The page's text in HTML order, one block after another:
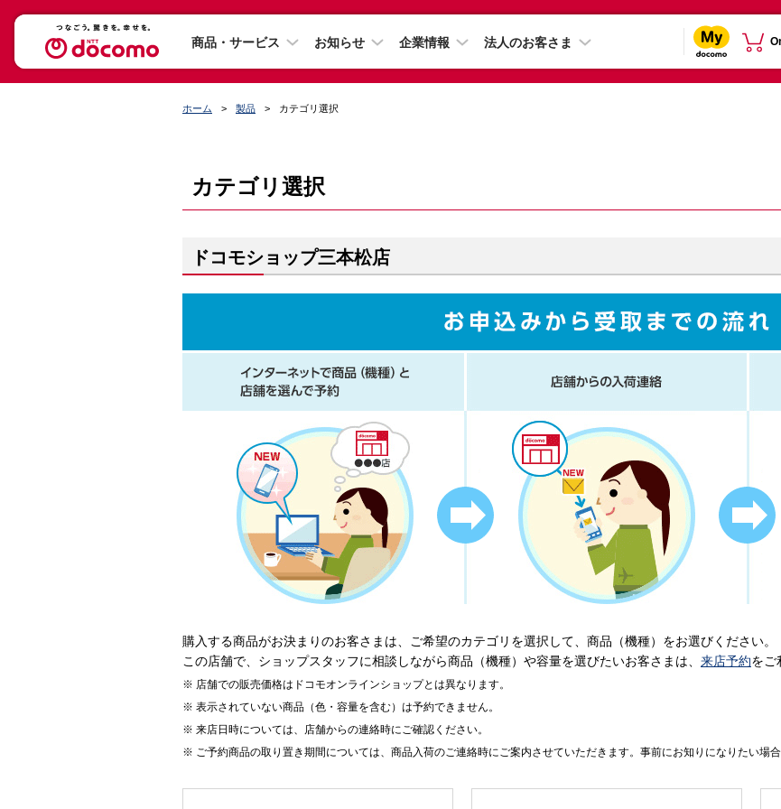
商品・サービス お知らせ 企業情報 法人のお客さま
ホーム 製品 カテゴリ選択
カテゴリ選択
ドコモショップ三本松店
購入する商品がお決まりのお客さまは、ご希望のカテゴリを選択して、商品（機種）をお選びください。
この店舗で、ショップスタッフに相談しながら商品（機種）や容量を選びたいお客さまは、 来店予約をご
店舗での販売価格はドコモオンラインショップとは異なります。
表示されていない商品（色・容量を含む）は予約できません。
来店日時については、店舗からの連絡時にご確認ください。
ご予約商品の取り置き期間については、商品入荷のご連絡時にご案内させていただきます。事前にお知りになりたい場